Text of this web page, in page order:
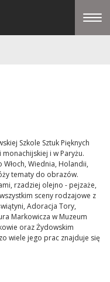
Szkole Sztuk Pięknych
i w Paryżu.
Włoch, Wiednia, Holandii,
tematy do obrazów.
rzadziej olejno - pejzaże,
sceny rodzajowe z
Adoracja Tory,
Markowicza w Muzeum
oraz Żydowskim
wiele jego prac znajduje się